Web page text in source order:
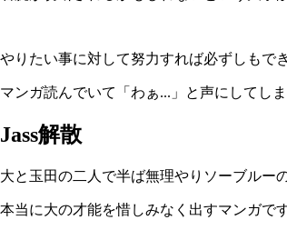
やりたい事に対して努力すれば必ずしもで
マンガ読んでいて「わぁ...」と声にしてし
Jass解散
大と玉田の二人で半ば無理やりソーブルー
本当に大の才能を惜しみなく出すマンガで